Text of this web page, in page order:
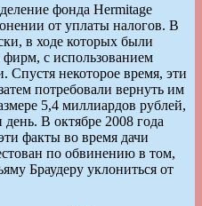
фонда Hermitage
от уплаты налогов. В
в ходе которых были
с использованием
Спустя некоторое время, эти
потребовали вернуть им
5,4 миллиардов рублей,
В октябре 2008 года
факты во время дачи
по обвинению в том,
Браудеру уклониться от